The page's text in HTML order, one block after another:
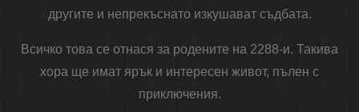
другите и непрекъснато изкушават съдбата.
Всичко това се отнася за родените на 2288-и. Такива
хора ще имат ярък и интересен живот, пълен с
приключения.